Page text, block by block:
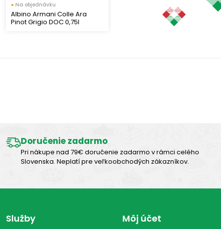
● Na objednávku
Albino Armani Colle Ara
Pinot Grigio DOC 0,75l
Doručenie zadarmo
Pri nákupe nad 79€ doručenie zadarmo v rámci celého
Slovenska. Neplatí pre veľkoobchodých zákazníkov.
Služby Môj účet